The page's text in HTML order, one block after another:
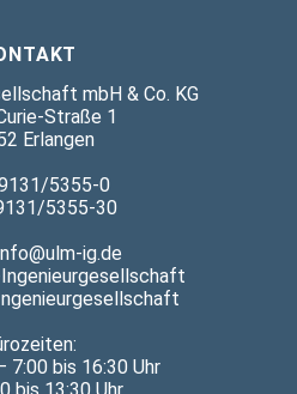
mbH & Co. KG
Straße 1
Erlangen
5355-0
5355-30
ig.de
7:00 bis 16:30 Uhr